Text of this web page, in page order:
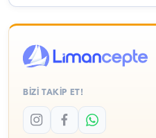
BİZİ TAKİP ET!